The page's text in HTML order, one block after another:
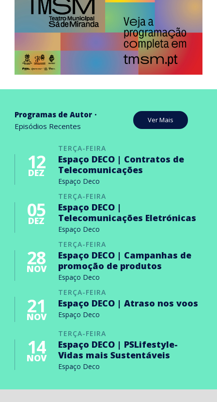
Programas de Autor
Episódios Recentes
Ver Mais
TERÇA-FEIRA
12
DEZ
Espaço DECO | Contratos de
Telecomunicações
Espaço Deco
TERÇA-FEIRA
05
DEZ
Espaço DECO |
Telecomunicações Eletrónicas
Espaço Deco
TERÇA-FEIRA
28
NOV
Espaço DECO | Campanhas de
promoção de produtos
Espaço Deco
TERÇA-FEIRA
21
NOV
Espaço DECO | Atraso nos voos
Espaço Deco
TERÇA-FEIRA
14
NOV
Espaço DECO | PSLifestyle-
Vidas mais Sustentáveis
Espaço Deco